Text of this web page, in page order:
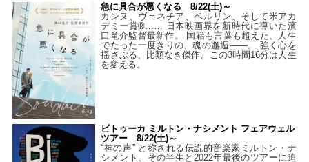
急に具合が悪くなる 8/22(土)～
カンヌ、ヴェネチア、ベルリン、そして米アカ
デミー賞®…… 日本映画界を新時代に導いた濱
口竜介監督最新作。 国籍も言葉も超えた、人生
でたった一度きりの、魂の邂逅――。 強く心を
揺さぶる、比類なき傑作。この3時間16分は人生
を変える。
ビトゥーカ ミルトン・ナシメント フェアウェル
ツアー 8/22(土)～
“神の声” と称される伝説的音楽家ミルトン・ナ
シメント、その半生と2022年最後のツアーに迫